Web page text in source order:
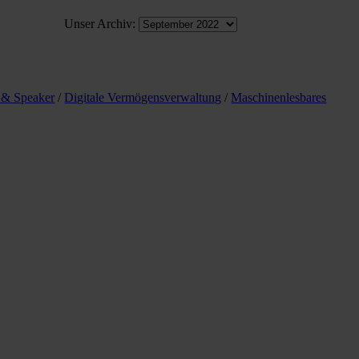
Unser Archiv:
Speaker / Digitale Vermögensverwaltung / Maschinenlesbares